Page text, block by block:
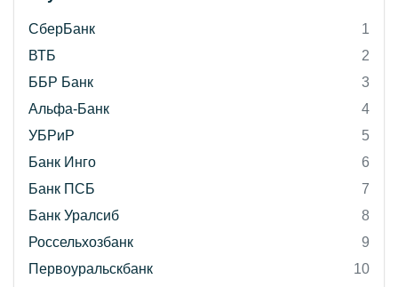
СберБанк
1
ВТБ
2
ББР Банк
3
Альфа-Банк
4
УБРиР
5
Банк Инго
6
Банк ПСБ
7
Банк Уралсиб
8
Россельхозбанк
9
Первоуральскбанк
10